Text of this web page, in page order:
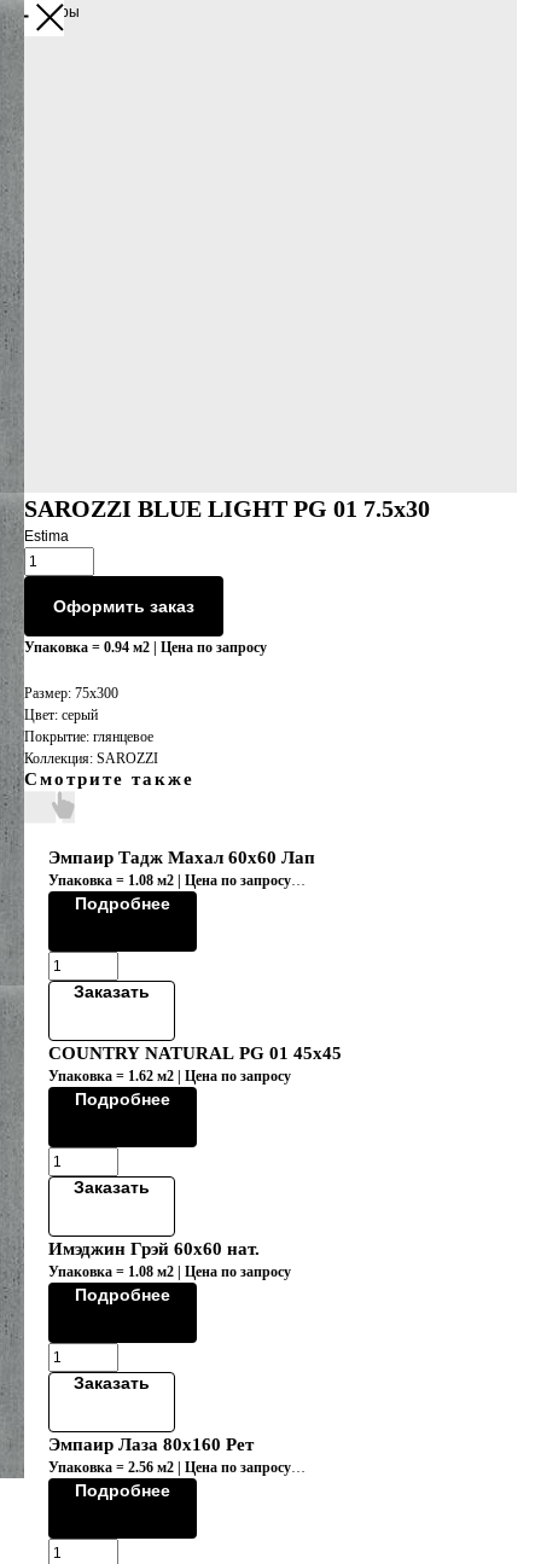
Все товары
SAROZZI BLUE LIGHT PG 01 7.5x30
Estima
Оформить заказ
Упаковка = 0.94 м2 | Цена по запросу
Размер: 75х300
Цвет: серый
Покрытие: глянцевое
Коллекция: SAROZZI
Смотрите также
Эмпаир Тадж Махал 60x60 Лап
Упаковка = 1.08 м2 | Цена по запросу
Коллекция "EMPIRE/ЭМПАИР"
Подробнее
Заказать
COUNTRY NATURAL PG 01 45x45
Упаковка = 1.62 м2 | Цена по запросу
Подробнее
Заказать
Имэджин Грэй 60х60 нат.
Упаковка = 1.08 м2 | Цена по запросу
Подробнее
Заказать
Эмпаир Лаза 80x160 Рет
Упаковка = 2.56 м2 | Цена по запросу
Коллекция "EMPIRE/ЭМПАИР"
Подробнее